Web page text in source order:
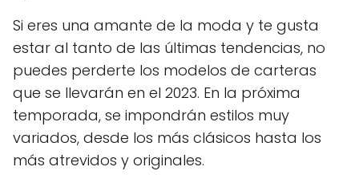
Si eres una amante de la moda y te gusta
estar al tanto de las últimas tendencias, no
puedes perderte los modelos de carteras
que se llevarán en el 2023. En la próxima
temporada, se impondrán estilos muy
variados, desde los más clásicos hasta los
más atrevidos y originales.